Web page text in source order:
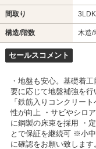
間取り
構造/階数 木造/
セールスコメント
・地盤も安心。基礎着
要に応じて地盤補強を行
「鉄筋入りコンクリー
性が向上 ・サビやシロ
に鋼製の床束を採用 ・
とで保証を継続可 ※小
に確認をお願い致します